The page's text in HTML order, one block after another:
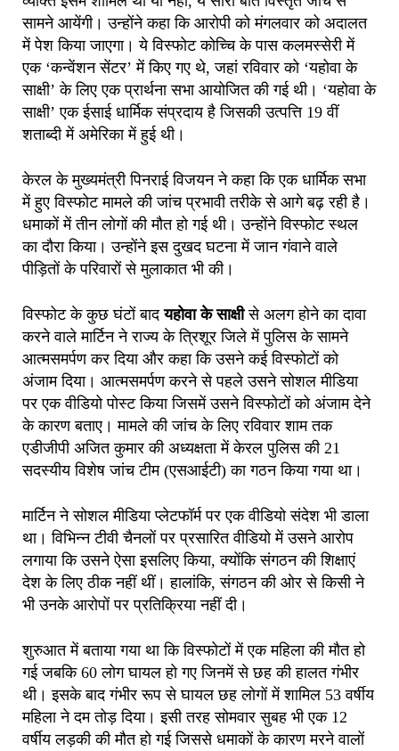
सामने आयेंगी। उन्होंने कहा कि आरोपी को मंगलवार को अदालत
में पेश किया जाएगा। ये विस्फोट कोच्चि के पास कलमस्सेरी में
एक ‘कन्वेंशन सेंटर’ में किए गए थे, जहां रविवार को ‘यहोवा के
साक्षी’ के लिए एक प्रार्थना सभा आयोजित की गई थी। ‘यहोवा के
साक्षी’ एक ईसाई धार्मिक संप्रदाय है जिसकी उत्पत्ति 19 वीं
शताब्दी में अमेरिका में हुई थी।
केरल के मुख्यमंत्री पिनराई विजयन ने कहा कि एक धार्मिक सभा
में हुए विस्फोट मामले की जांच प्रभावी तरीके से आगे बढ़ रही है।
धमाकों में तीन लोगों की मौत हो गई थी। उन्होंने विस्फोट स्थल
का दौरा किया। उन्होंने इस दुखद घटना में जान गंवाने वाले
पीड़ितों के परिवारों से मुलाकात भी की।
विस्फोट के कुछ घंटों बादयहोवा के साक्षीसे अलग होने का दावा
करने वाले मार्टिन ने राज्य के त्रिशूर जिले में पुलिस के सामने
आत्मसमर्पण कर दिया और कहा कि उसने कई विस्फोटों को
अंजाम दिया। आत्मसमर्पण करने से पहले उसने सोशल मीडिया
पर एक वीडियो पोस्ट किया जिसमें उसने विस्फोटों को अंजाम देने
के कारण बताए। मामले की जांच के लिए रविवार शाम तक
एडीजीपी अजित कुमार की अध्यक्षता में केरल पुलिस की 21
सदस्यीय विशेष जांच टीम (एसआईटी) का गठन किया गया था।
मार्टिन ने सोशल मीडिया प्लेटफॉर्म पर एक वीडियो संदेश भी डाला
था। विभिन्न टीवी चैनलों पर प्रसारित वीडियो में उसने आरोप
लगाया कि उसने ऐसा इसलिए किया, क्योंकि संगठन की शिक्षाएं
देश के लिए ठीक नहीं थीं। हालांकि, संगठन की ओर से किसी ने
भी उनके आरोपों पर प्रतिक्रिया नहीं दी।
शुरुआत में बताया गया था कि विस्फोटों में एक महिला की मौत हो
गई जबकि 60 लोग घायल हो गए जिनमें से छह की हालत गंभीर
थी। इसके बाद गंभीर रूप से घायल छह लोगों में शामिल 53 वर्षीय
महिला ने दम तोड़ दिया। इसी तरह सोमवार सुबह भी एक 12
वर्षीय लड़की की मौत हो गई जिससे धमाकों के कारण मरने वालों